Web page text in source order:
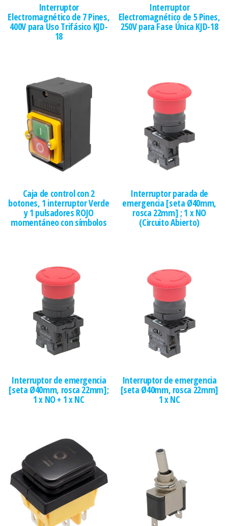
Interruptor
Electromagnético de 7 Pines,
400V para Uso Trifásico KJD-
18
Interruptor
Electromagnético de 5 Pines,
250V para Fase Única KJD-18
Caja de control con 2
botones, 1 interruptor Verde
y 1 pulsadores ROJO
momentáneo con símbolos
Interruptor parada de
emergencia [seta Ø40mm,
rosca 22mm] ; 1 x NO
(Circuito Abierto)
Interruptor de emergencia
[seta Ø40mm, rosca 22mm];
1 x NO + 1 x NC
Interruptor de emergencia
[seta Ø40mm, rosca 22mm]
1 x NC